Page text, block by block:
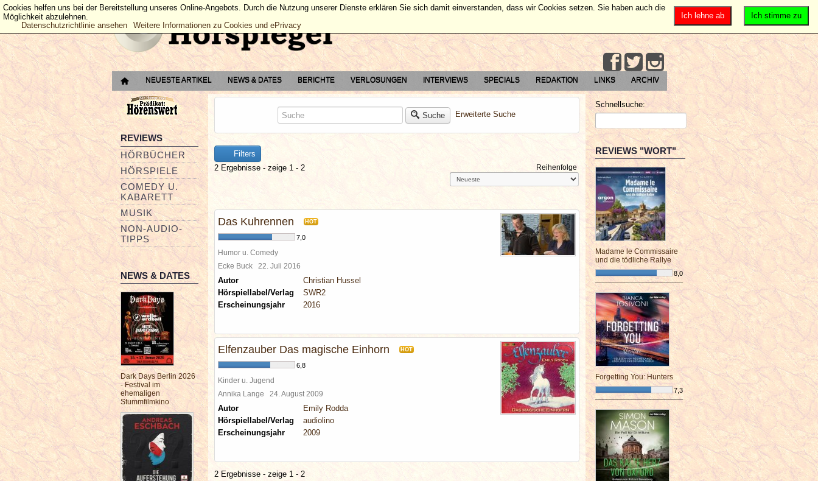
NEUESTE ARTIKEL NEWS & DATES BERICHTE VERLOSUNGEN INTERVIEWS SPECIALS REDAKTION LINKS ARCHIV
REVIEWS
HÖRBÜCHER
HÖRSPIELE
COMEDY U.
KABARETT
MUSIK
NON-AUDIO-
TIPPS
NEWS & DATES
Dark Days Berlin 2026
- Festival im
ehemaligen
Stummfilmkino
Suche Erweiterte Suche
Filters
2 Ergebnisse - zeige 1 - 2
Reihenfolge
Das Kuhrennen HOT
7,0
Humor u. Comedy
Ecke Buck 22. Juli 2016
Autor
Christian Hussel
Hörspiellabel/Verlag
SWR2
Erscheinungsjahr
2016
Elfenzauber Das magische Einhorn HOT
6,8
Kinder u. Jugend
Annika Lange 24. August 2009
Autor
Emily Rodda
Hörspiellabel/Verlag
audiolino
Erscheinungsjahr
2009
2 Ergebnisse - zeige 1 - 2
Schnellsuche:
REVIEWS "WORT"
Madame le Commissaire
und die tödliche Rallye
8,0
¯¯¯¯¯¯¯¯¯¯¯¯¯¯¯¯¯¯¯¯¯¯¯¯
Forgetting You: Hunters
7,3
¯¯¯¯¯¯¯¯¯¯¯¯¯¯¯¯¯¯¯¯¯¯¯¯
Ich stimme zu
Ich lehne ab
Cookies helfen uns bei der Bereitstellung unseres Online-Angebots. Durch die Nutzung unserer Dienste erklären Sie sich damit einverstanden, dass wir Cookies setzen. Sie haben auch die
Möglichkeit abzulehnen.
Datenschutzrichtlinie ansehen
Weitere Informationen zu Cookies und ePrivacy